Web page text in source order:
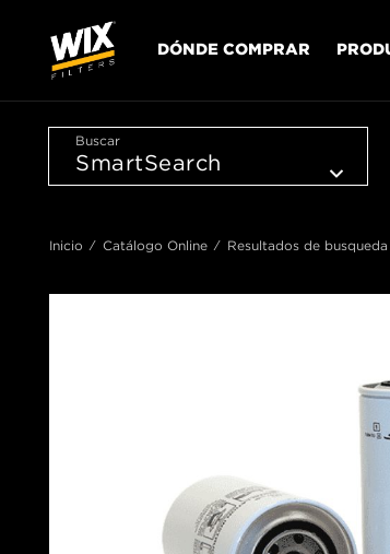
DÓNDE COMPRAR
Buscar
Inicio Catálogo Online Resultados de busqueda